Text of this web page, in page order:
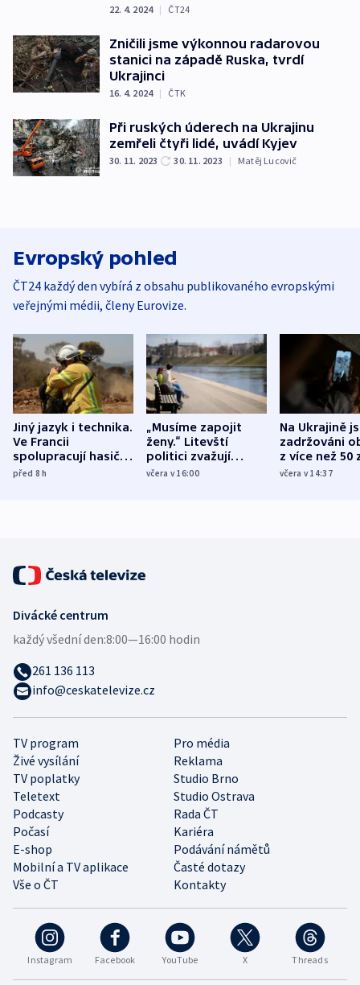
22. 4. 2024 | ČT24
Zničili jsme výkonnou radarovou
stanici na západě Ruska, tvrdí
Ukrajinci
16. 4. 2024 | ČTK
Při ruských úderech na Ukrajinu
zemřeli čtyři lidé, uvádí Kyjev
30. 11. 2023 30. 11. 2023 | Matěj Lucovič
Evropský pohled
ČT24 každý den vybírá z obsahu publikovaného evropskými
veřejnými médii, členy Eurovize.
Jiný jazyk i technika.
Ve Francii
spolupracují hasiči z
různých zemí
před 8h
„Musíme zapojit
ženy.“ Litevští
politici zvažují
dohodu o
včera v 16:00
Na Ukrajině
zadržováni
z více než 50
Bojovali na
včera v 14:37
Instagram Facebook YouTube X Threads
TV program
Pro média
Živé vysílání
Reklama
TV poplatky
Studio Brno
Teletext
Studio Ostrava
Podcasty
Rada ČT
Počasí
Kariéra
E-shop
Podávání námětů
Mobilní a TV aplikace
Časté dotazy
Vše o ČT
Kontakty
Divácké centrum
každý všední den:8:00—16:00 hodin
261 136 113
info@ceskatelevize.cz